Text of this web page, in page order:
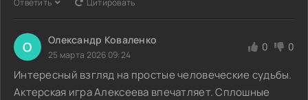
О Олександр Коваленко
25 марта 2026 09:24
0 0
Интересный взгляд на простые человеческие судьбы.
Актерская игра Алексеевa впечатляет. Сплошные